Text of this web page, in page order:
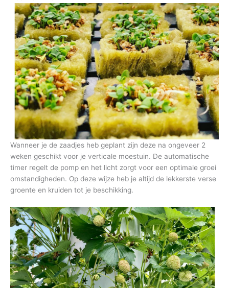
Wanneer je de zaadjes heb geplant zijn deze na ongeveer 2
weken geschikt voor je verticale moestuin. De automatische
timer regelt de pomp en het licht zorgt voor een optimale groei
omstandigheden. Op deze wijze heb je altijd de lekkerste verse
groente en kruiden tot je beschikking.